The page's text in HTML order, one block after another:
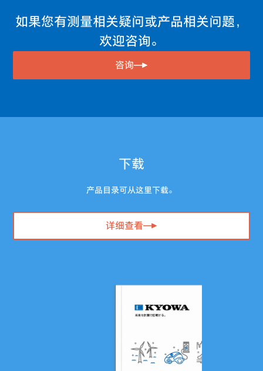
如果您有测量相关疑问或产品相关问题，
欢迎咨询。
咨询
下载
产品目录可从这里下载。
详细查看